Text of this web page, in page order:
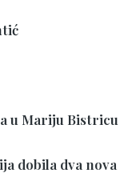
u Mariju Bistricu
dobila dva nova